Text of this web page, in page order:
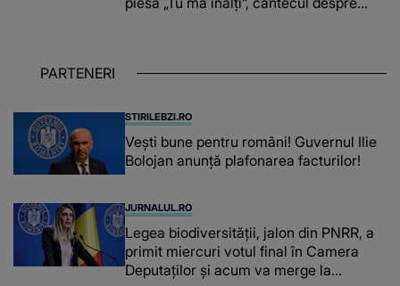
din mine și-a regăsit pacea"
PARTENERI
STIRILEBZI.RO
Vești bune pentru români! Guvernul Ilie
Bolojan anunță plafonarea facturilor!
JURNALUL.RO
Legea biodiversității, jalon din PNRR, a
primit miercuri votul final în Camera
Deputaților și acum va merge la